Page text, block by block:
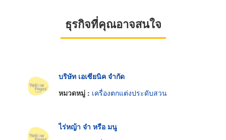
ธุรกิจที่คุณอาจสนใจ
บริษัท เอเซียนิค จำกัด
หมวดหมู่ : เครื่องตกแต่งประดับสวน
ไร่หญ้า จ๋า หรือ มนู